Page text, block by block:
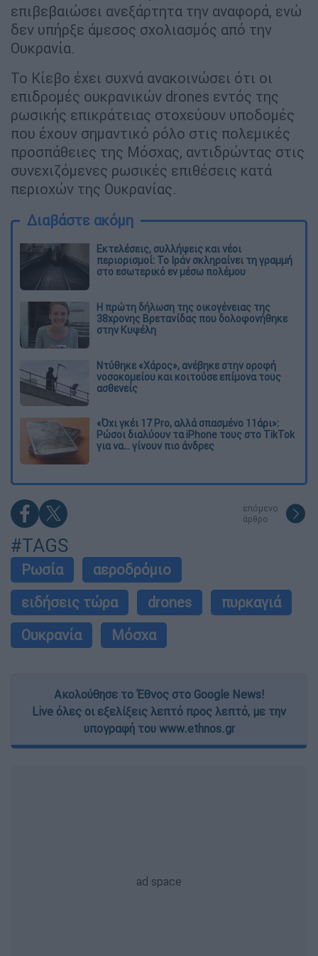
επιβεβαιώσει ανεξάρτητα την αναφορά, ενώ
δεν υπήρξε άμεσος σχολιασμός από την
Ουκρανία.
Το Κίεβο έχει συχνά ανακοινώσει ότι οι
επιδρομές ουκρανικών drones εντός της
ρωσικής επικράτειας στοχεύουν υποδομές
που έχουν σημαντικό ρόλο στις πολεμικές
προσπάθειες της Μόσχας, αντιδρώντας στις
συνεχιζόμενες ρωσικές επιθέσεις κατά
περιοχών της Ουκρανίας.
Διαβάστε ακόμη
Εκτελέσεις, συλλήψεις και νέοι
περιορισμοί: Το Ιράν σκληραίνει τη γραμμή
στο εσωτερικό εν μέσω πολέμου
Η πρώτη δήλωση της οικογένειας της
38χρονης Βρετανίδας που δολοφονήθηκε
στην Κυψέλη
Ντύθηκε «Χάρος», ανέβηκε στην οροφή
νοσοκομείου και κοιτούσε επίμονα τους
ασθενείς
«Όχι γκέι 17 Pro, αλλά σπασμένο 11άρι»:
Ρώσοι διαλύουν τα iPhone τους στο TikTok
για να... γίνουν πιο άνδρες
επόμενο
άρθρο
#TAGS
Ρωσία
αεροδρόμιο
ειδήσεις τώρα
drones
πυρκαγιά
Ουκρανία
Μόσχα
Ακολούθησε το Έθνος στο Google News!
Live όλες οι εξελίξεις λεπτό προς λεπτό, με την
υπογραφή του www.ethnos.gr